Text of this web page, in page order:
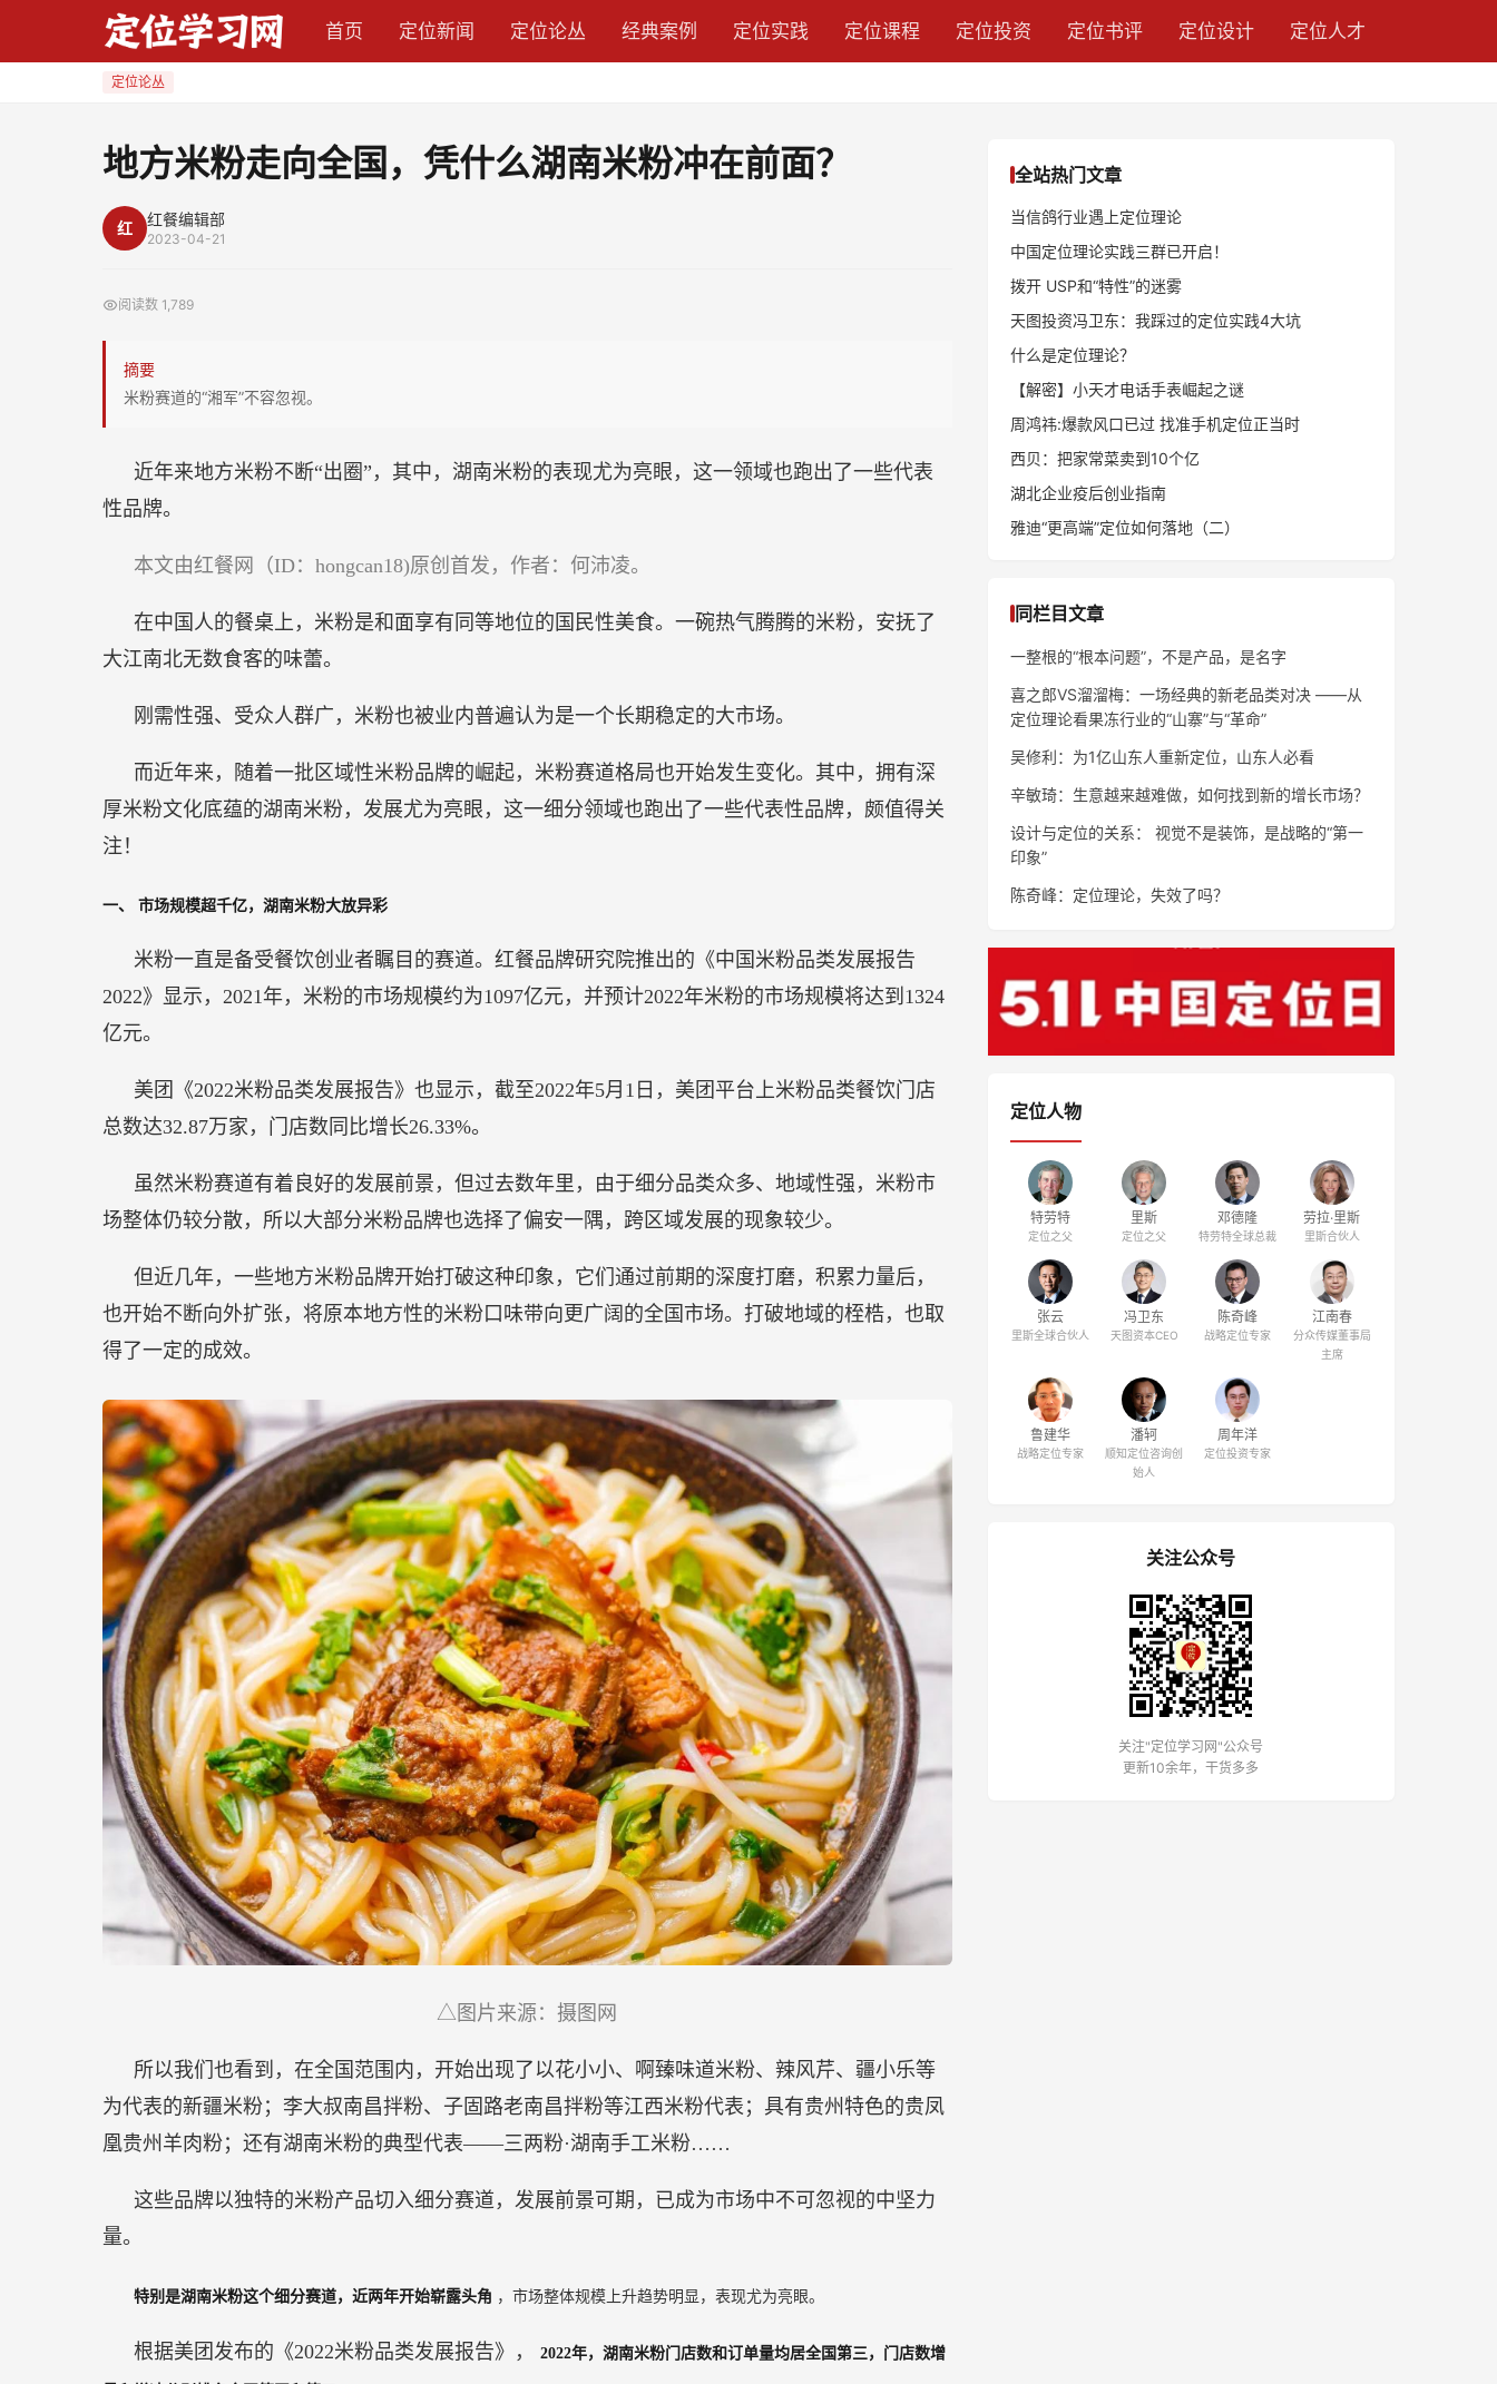
首页 定位新闻 定位论丛 经典案例 定位实践 定位课程 定位投资 定位书评 定位设计 定位人才
定位论丛
地方米粉走向全国，凭什么湖南米粉冲在前面？
红 红餐编辑部
2023-04-21
阅读数 1,789
摘要
米粉赛道的“湘军”不容忽视。
近年来地方米粉不断“出圈”，其中，湖南米粉的表现尤为亮眼，这一领域也跑出了一些代表
性品牌。
本文由红餐网（ID：hongcan18)原创首发，作者：何沛凌。
在中国人的餐桌上，米粉是和面享有同等地位的国民性美食。一碗热气腾腾的米粉，安抚了
大江南北无数食客的味蕾。
刚需性强、受众人群广，米粉也被业内普遍认为是一个长期稳定的大市场。
而近年来，随着一批区域性米粉品牌的崛起，米粉赛道格局也开始发生变化。其中，拥有深
厚米粉文化底蕴的湖南米粉，发展尤为亮眼，这一细分领域也跑出了一些代表性品牌，颇值得关
注！
一、 市场规模超千亿，湖南米粉大放异彩
米粉一直是备受餐饮创业者瞩目的赛道。红餐品牌研究院推出的《中国米粉品类发展报告
2022》显示，2021年，米粉的市场规模约为1097亿元，并预计2022年米粉的市场规模将达到1324
亿元。
美团《2022米粉品类发展报告》也显示，截至2022年5月1日，美团平台上米粉品类餐饮门店
总数达32.87万家，门店数同比增长26.33%。
虽然米粉赛道有着良好的发展前景，但过去数年里，由于细分品类众多、地域性强，米粉市
场整体仍较分散，所以大部分米粉品牌也选择了偏安一隅，跨区域发展的现象较少。
但近几年，一些地方米粉品牌开始打破这种印象，它们通过前期的深度打磨，积累力量后，
也开始不断向外扩张，将原本地方性的米粉口味带向更广阔的全国市场。打破地域的桎梏，也取
得了一定的成效。
△图片来源：摄图网
所以我们也看到，在全国范围内，开始出现了以花小小、啊臻味道米粉、辣风芹、疆小乐等
为代表的新疆米粉；李大叔南昌拌粉、子固路老南昌拌粉等江西米粉代表；具有贵州特色的贵凤
凰贵州羊肉粉；还有湖南米粉的典型代表——三两粉·湖南手工米粉……
这些品牌以独特的米粉产品切入细分赛道，发展前景可期，已成为市场中不可忽视的中坚力
量。
特别是湖南米粉这个细分赛道，近两年开始崭露头角 ，市场整体规模上升趋势明显，表现尤为亮眼。
根据美团发布的《2022米粉品类发展报告》， 2022年，湖南米粉门店数和订单量均居全国第三，门店数增
全站热门文章
当信鸽行业遇上定位理论
中国定位理论实践三群已开启！
拨开 USP和“特性”的迷雾
天图投资冯卫东：我踩过的定位实践4大坑
什么是定位理论？
【解密】小天才电话手表崛起之谜
周鸿祎:爆款风口已过 找准手机定位正当时
西贝：把家常菜卖到10个亿
湖北企业疫后创业指南
雅迪“更高端”定位如何落地（二）
同栏目文章
一整根的“根本问题”，不是产品，是名字
喜之郎VS溜溜梅：一场经典的新老品类对决 ——从
定位理论看果冻行业的“山寨”与“革命”
吴修利：为1亿山东人重新定位，山东人必看
辛敏琦：生意越来越难做，如何找到新的增长市场？
设计与定位的关系： 视觉不是装饰，是战略的“第一
印象”
陈奇峰：定位理论，失效了吗？
定位人物
特劳特
定位之父
里斯
定位之父
邓德隆
特劳特全球总裁
劳拉·里斯
里斯合伙人
张云
里斯全球合伙人
冯卫东
天图资本CEO
陈奇峰
战略定位专家
江南春
分众传媒董事局
主席
鲁建华
战略定位专家
潘轲
顺知定位咨询创
始人
周年洋
定位投资专家
关注公众号
关注"定位学习网"公众号
更新10余年，干货多多